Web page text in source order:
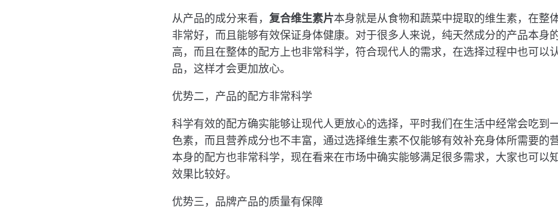
从产品的成分来看， 复合维生素片本身就是从食物和蔬菜中提取的维生素，在整
非常好，而且能够有效保证身体健康。对于很多人来说，纯天然成分的产品本身
高，而且在整体的配方上也非常科学，符合现代人的需求，在选择过程中也可以
品，这样才会更加放心。
优势二，产品的配方非常科学
科学有效的配方确实能够让现代人更放心的选择，平时我们在生活中经常会吃到
色素，而且营养成分也不丰富，通过选择维生素不仅能够有效补充身体所需要的
本身的配方也非常科学，现在看来在市场中确实能够满足很多需求，大家也可以
效果比较好。
优势三，品牌产品的质量有保障